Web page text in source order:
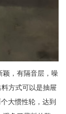
颖，有隔音层，噪
方式可以是抽屉
大惯性轮，达到